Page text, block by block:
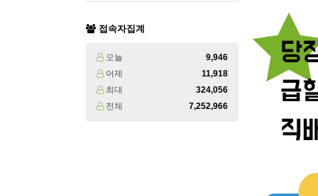
접속자집계
오늘
9,946
어제
11,918
최대
324,056
전체
7,252,966